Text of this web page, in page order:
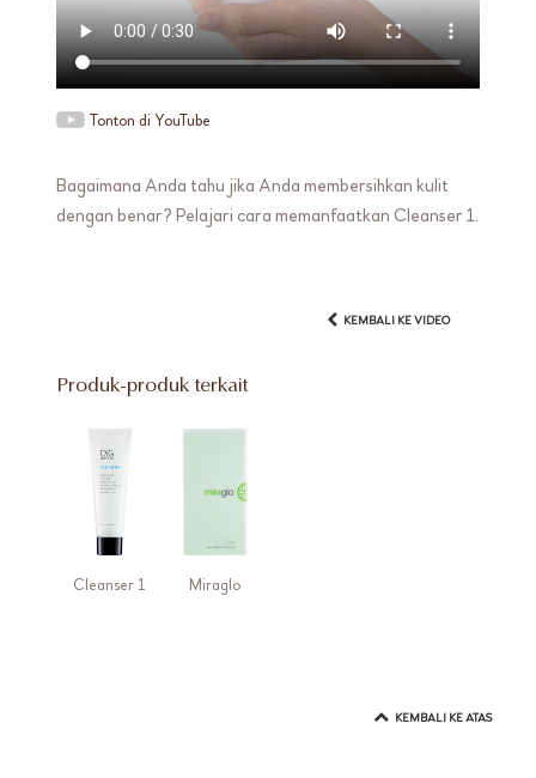
Tonton di YouTube
Bagaimana Anda tahu jika Anda membersihkan kulit
dengan benar? Pelajari cara memanfaatkan Cleanser 1.
KEMBALI KE VIDEO
Produk-produk terkait
Cleanser 1 Miraglo
KEMBALI KE ATAS